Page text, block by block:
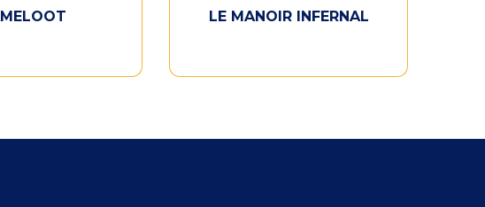
LE MANOIR INFERNAL